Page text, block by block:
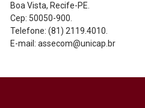
Boa Vista, Recife-PE.
Cep: 50050-900.
Telefone: (81) 2119.4010.
E-mail: assecom@unicap.br